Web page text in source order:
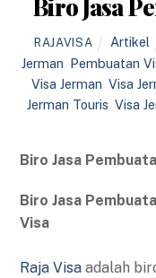
Biro Jasa
RAJAVISA Artikel
Jerman Pembuatan
Visa Jerman Visa
Jerman Touris Visa
Biro Jasa
Biro Jasa
Visa
Raja Visa adalah